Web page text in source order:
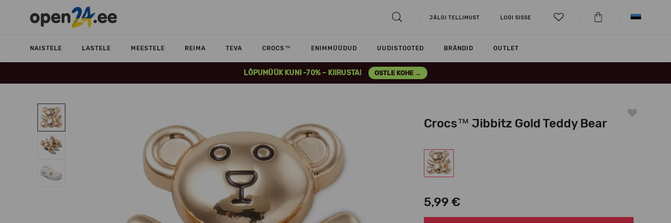
JÄLGI TELLIMUST LOGI SISSE
NAISTELE LASTELE MEESTELE REIMA TEVA CROCS™ ENIMMÜÜDUD UUDISTOOTED BRÄNDID OUTLET
LÕPUMÜÜK KUNI -70% – KIIRUSTA! OSTLE KOHE →
Crocs™ Jibbitz Gold Teddy Bear
5,99 €